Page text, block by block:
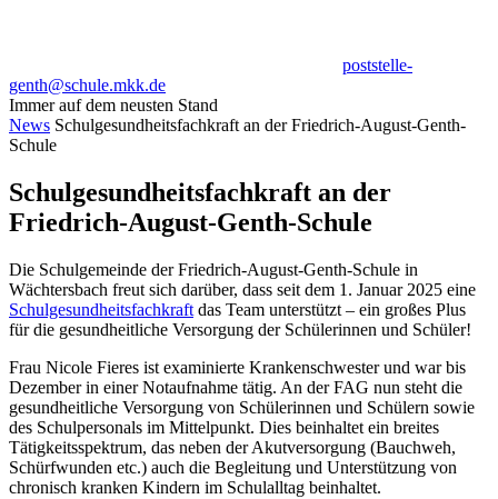
poststelle-
genth@schule.mkk.de
Immer auf dem neusten Stand
News Schulgesundheitsfachkraft an der Friedrich-August-Genth-
Schule
Schulgesundheitsfachkraft an der
Friedrich-August-Genth-Schule
Die Schulgemeinde der Friedrich-August-Genth-Schule in
Wächtersbach freut sich darüber, dass seit dem 1. Januar 2025 eine
Schulgesundheitsfachkraft das Team unterstützt – ein großes Plus
für die gesundheitliche Versorgung der Schülerinnen und Schüler!
Frau Nicole Fieres ist examinierte Krankenschwester und war bis
Dezember in einer Notaufnahme tätig. An der FAG nun steht die
gesundheitliche Versorgung von Schülerinnen und Schülern sowie
des Schulpersonals im Mittelpunkt. Dies beinhaltet ein breites
Tätigkeitsspektrum, das neben der Akutversorgung (Bauchweh,
Schürfwunden etc.) auch die Begleitung und Unterstützung von
chronisch kranken Kindern im Schulalltag beinhaltet.